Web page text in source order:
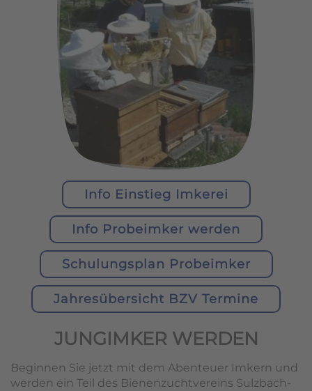
Info Einstieg Imkerei
Info Probeimker werden
Schulungsplan Probeimker
Jahresübersicht BZV Termine
JUNGIMKER WERDEN
Beginnen Sie jetzt mit dem Abenteuer Imkern und
werden ein Teil des Bienenzuchtvereins Sulzbach-